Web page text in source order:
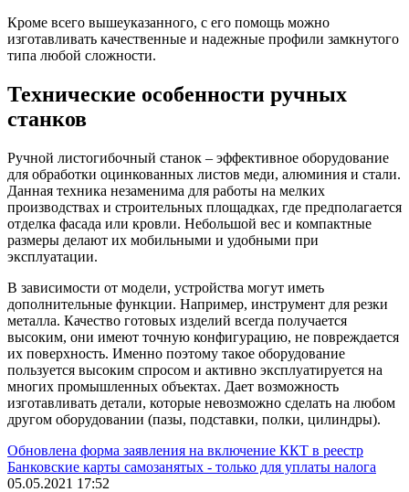
Кроме всего вышеуказанного, с его помощь можно
изготавливать качественные и надежные профили замкнутого
типа любой сложности.
Технические особенности ручных
станков
Ручной листогибочный станок – эффективное оборудование
для обработки оцинкованных листов меди, алюминия и стали.
Данная техника незаменима для работы на мелких
производствах и строительных площадках, где предполагается
отделка фасада или кровли. Небольшой вес и компактные
размеры делают их мобильными и удобными при
эксплуатации.
В зависимости от модели, устройства могут иметь
дополнительные функции. Например, инструмент для резки
металла. Качество готовых изделий всегда получается
высоким, они имеют точную конфигурацию, не повреждается
их поверхность. Именно поэтому такое оборудование
пользуется высоким спросом и активно эксплуатируется на
многих промышленных объектах. Дает возможность
изготавливать детали, которые невозможно сделать на любом
другом оборудовании (пазы, подставки, полки, цилиндры).
Обновлена форма заявления на включение ККТ в реестр
Банковские карты самозанятых - только для уплаты налога
05.05.2021 17:52